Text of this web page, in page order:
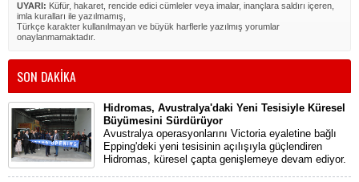
UYARI: Küfür, hakaret, rencide edici cümleler veya imalar, inançlara saldırı içeren,
imla kuralları ile yazılmamış,
Türkçe karakter kullanılmayan ve büyük harflerle yazılmış yorumlar
onaylanmamaktadır.
SON DAKİKA
Hidromas, Avustralya'daki Yeni Tesisiyle Küresel
Büyümesini Sürdürüyor
Avustralya operasyonlarını Victoria eyaletine bağlı
Epping'deki yeni tesisinin açılışıyla güçlendiren
Hidromas, küresel çapta genişlemeye devam ediyor.